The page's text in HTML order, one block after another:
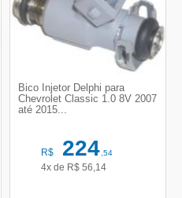
Bico Injetor Delphi para
Chevrolet Classic 1.0 8V 2007
até 2015...
R$ 224,54
4x de R$ 56,14